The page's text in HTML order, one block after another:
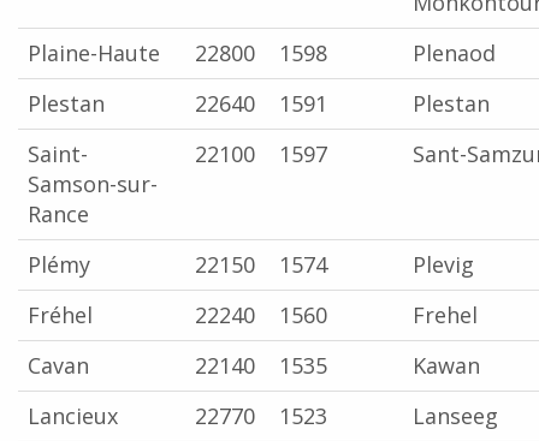
Plaine-Haute
22800 1598
Plenaod
Plestan
22640 1591
Plestan
Saint-
Samson-sur-
Rance
22100 1597 Sant-
Plémy 22150 1574
Plevig
Fréhel
22240 1560
Frehel
Cavan
22140 1535
Kawan
Lancieux
22770 1523
Lanseeg